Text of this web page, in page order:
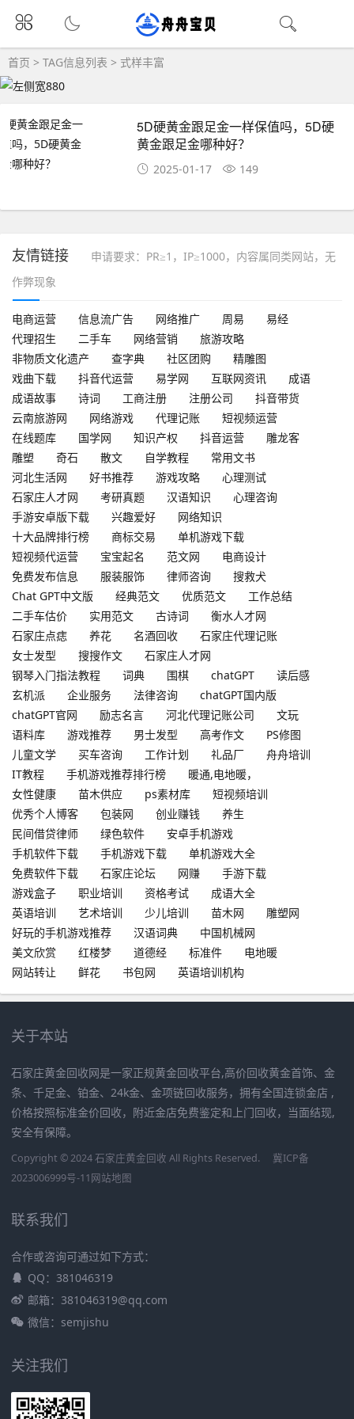
首页 > TAG信息列表 > 式样丰富
5D硬黄金跟足金一样保值吗，5D硬
黄金跟足金哪种好？
2025-01-17 149
友情链接
申请要求：PR≥1，IP≥1000，内容属同类网站，无
作弊现象
电商运营 信息流广告 网络推广 周易
易经
代理招生
二手车 网络营销
旅游攻略
非物质文化遗产
查字典 社区团购
精雕图
戏曲下载
抖音代运营 易学网 互联网资讯
成语
成语故事
诗词 工商注册 注册公司
抖音带货
云南旅游网
网络游戏 代理记账
短视频运营
在线题库
国学网 知识产权 抖音运营
雕龙客
雕塑
奇石 散文 自学教程
常用文书
河北生活网
好书推荐 游戏攻略
心理测试
石家庄人才网
考研真题 汉语知识
心理咨询
手游安卓版下载
兴趣爱好
网络知识
十大品牌排行榜
商标交易
单机游戏下载
短视频代运营
宝宝起名 范文网
电商设计
免费发布信息
服装服饰 律师咨询
搜救犬
Chat GPT中文版
经典范文 优质范文
工作总结
二手车估价
实用范文 古诗词
衡水人才网
石家庄点痣
养花 名酒回收
石家庄代理记账
女士发型
搜搜作文
石家庄人才网
钢琴入门指法教程
词典 围棋 chatGPT
读后感
玄机派
企业服务 法律咨询
chatGPT国内版
chatGPT官网
励志名言 河北代理记账公司
文玩
语料库
游戏推荐 男士发型 高考作文
PS修图
儿童文学
买车咨询 工作计划 礼品厂
舟舟培训
IT教程
手机游戏推荐排行榜
暖通,电地暖，
女性健康
苗木供应 ps素材库
短视频培训
优秀个人博客
包装网 创业赚钱
养生
民间借贷律师
绿色软件
安卓手机游戏
手机软件下载
手机游戏下载
单机游戏大全
免费软件下载
石家庄论坛 网赚
手游下载
游戏盒子
职业培训 资格考试
成语大全
英语培训
艺术培训 少儿培训 苗木网
雕塑网
好玩的手机游戏推荐
汉语词典
中国机械网
美文欣赏
红楼梦 道德经 标准件
电地暖
网站转让
鲜花 书包网 英语培训机构
关于本站
石家庄黄金回收网是一家正规黄金回收平台,高价回收黄金首饰、金
条、千足金、铂金、24k金、金项链回收服务，拥有全国连锁金店 ,
价格按照标准金价回收，附近金店免费鉴定和上门回收，当面结现,
安全有保障。
Copyright © 2024 石家庄黄金回收 All Rights Reserved.
冀ICP备
2023006999号-11网站地图
联系我们
合作或咨询可通过如下方式：
QQ：381046319
邮箱：381046319@qq.com
微信：semjishu
关注我们